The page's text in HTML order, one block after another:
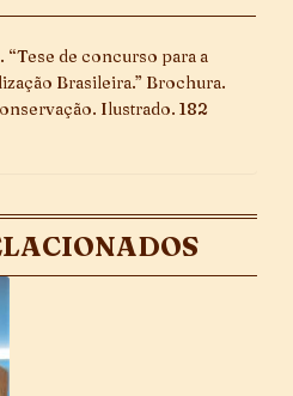
“Tese de concurso para a
Brasileira.” Brochura.
Ilustrado. 182